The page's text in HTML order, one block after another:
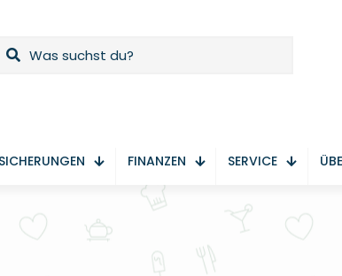
FINANZEN SERVICE